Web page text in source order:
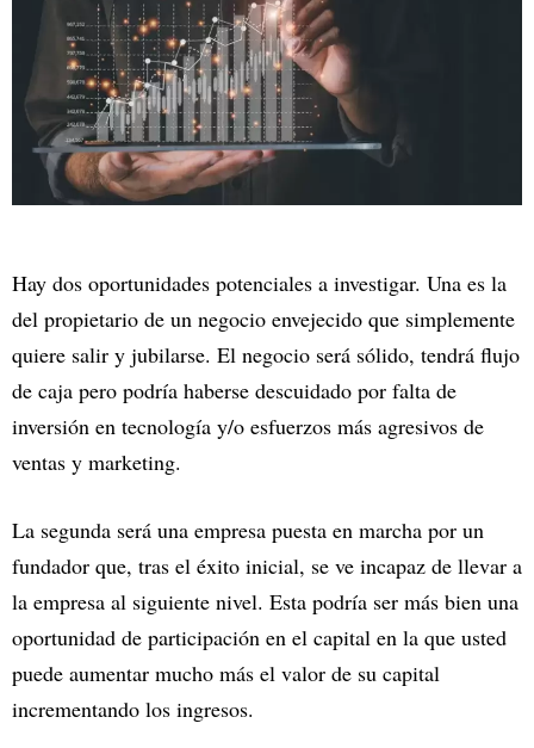
Hay dos oportunidades potenciales a investigar. Una es la
del propietario de un negocio envejecido que simplemente
quiere salir y jubilarse. El negocio será sólido, tendrá flujo
de caja pero podría haberse descuidado por falta de
inversión en tecnología y/o esfuerzos más agresivos de
ventas y marketing.
La segunda será una empresa puesta en marcha por un
fundador que, tras el éxito inicial, se ve incapaz de llevar a
la empresa al siguiente nivel. Esta podría ser más bien una
oportunidad de participación en el capital en la que usted
puede aumentar mucho más el valor de su capital
incrementando los ingresos.